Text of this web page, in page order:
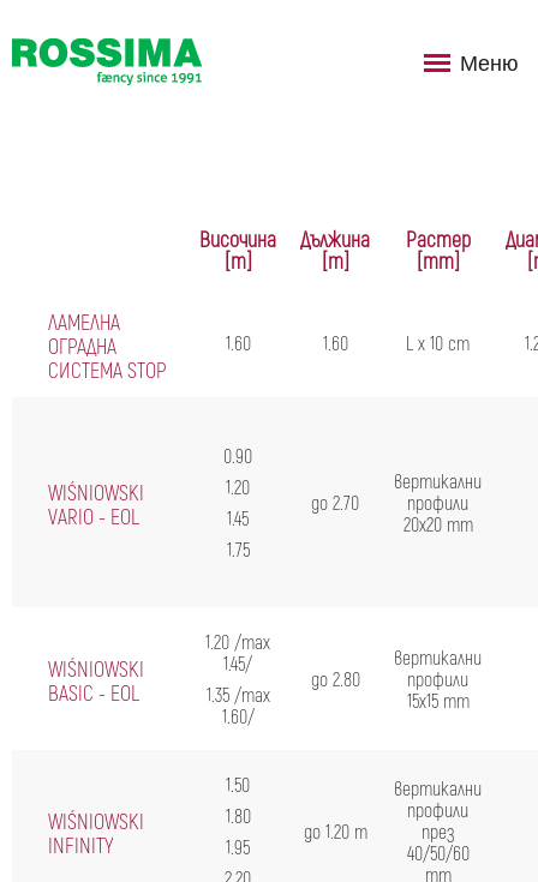
Меню
Височина
[m]
Дължина
[m]
Растер
[mm]
ЛАМЕЛНА
ОГРАДНА
СИСТЕМА STOP
1.60 1.60 L x 10 cm
WIŚNIOWSKI
VARIO - EOL
0.90
1.20
1.45
1.75
до 2.70
вертикални
профили
20х20 mm
WIŚNIOWSKI
BASIC - EOL
1.20 /max
1.45/
1.35 /max
1.60/
до 2.80
вертикални
профили
15х15 mm
WIŚNIOWSKI
INFINITY
1.50
1.80
1.95
до 1.20 m
вертикални
профили
през
40/50/60
mm